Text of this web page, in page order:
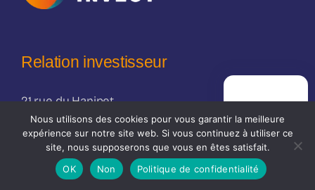
Relation investisseur
21 rue du Hanipet
49124 Saint-Barthélémy-d’Anjou
contact@industrial-invest.fr
RENDEZ-VOUS
Nous utilisons des cookies pour vous garantir la meilleure
expérience sur notre site web. Si vous continuez à utiliser ce
site, nous supposerons que vous en êtes satisfait.
OK
Non Politique de confidentialité